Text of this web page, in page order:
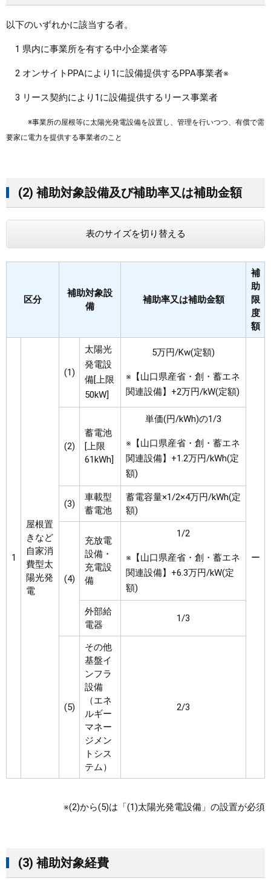
以下のいずれかに該当する者。
1 県内に事業所を有する中小企業者等
2 オンサイトPPAにより1に設備提供するPPA事業者※
3 リース契約により1に設備提供するリース事業者
※事業所の屋根等に太陽光発電設備を設置し、管理を行いつつ、有償で需
要家に電力を提供する事業者のこと
(2) 補助対象設備及び補助率又は補助金額
表のサイズを切り替える
区分
補助対象設
備
補助率又は補助金額
補
助
限
度
額
1
屋根置
きなど
自家消
費型太
陽光発
電
(1)
太陽光
発電設
備[上限
50kW]
5万円/Kw(定額)
※【山口県産省・創・蓄エネ
関連設備】+2万円/kW(定額)
ー
(2)
蓄電池
[上限
61kWh]
単価(円/kWh)の1/3
※【山口県産省・創・蓄エネ
関連設備】+1.2万円/kWh(定
額)
(3)
車載型
蓄電池
蓄電容量×1/2×4万円/kWh(定
額)
(4)
充放電
設備・
充電設
備
1/2
※【山口県産省・創・蓄エネ
関連設備】+6.3万円/kW(定
額)
外部給
電器
1/3
(5)
その他
基盤イ
ンフラ
設備
（エネ
ルギー
マネー
ジメン
トシス
テム）
2/3
※(2)から(5)は「(1)太陽光発電設備」の設置が必須
(3) 補助対象経費